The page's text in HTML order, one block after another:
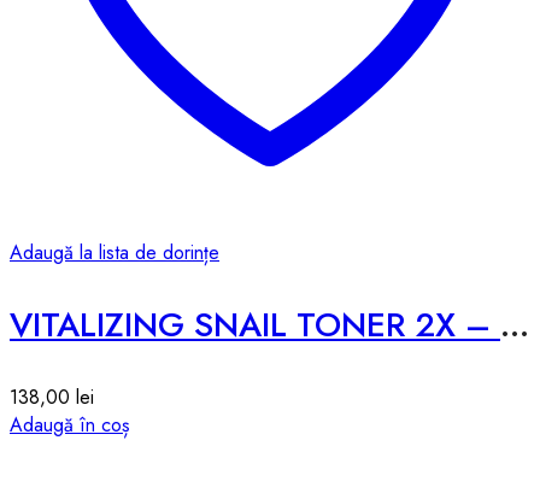
Adaugă la lista de dorințe
VITALIZING SNAIL TONER 2X – 200ml
138,00 lei
Adaugă în coș